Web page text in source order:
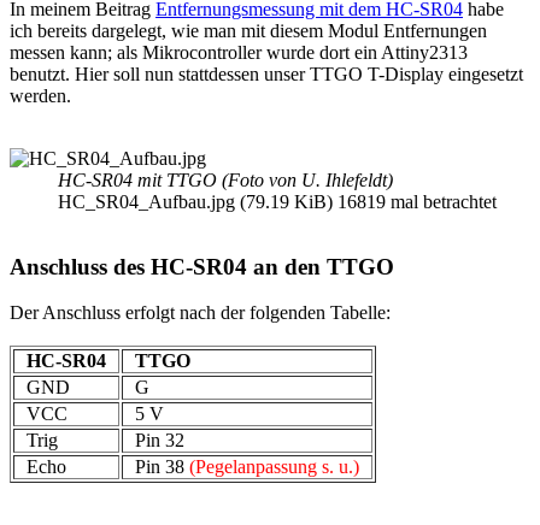
In meinem Beitrag Entfernungsmessung mit dem HC-SR04 habe
ich bereits dargelegt, wie man mit diesem Modul Entfernungen
messen kann; als Mikrocontroller wurde dort ein Attiny2313
benutzt. Hier soll nun stattdessen unser TTGO T-Display eingesetzt
werden.
HC-SR04 mit TTGO (Foto von U. Ihlefeldt)
HC_SR04_Aufbau.jpg (79.19 KiB) 16819 mal betrachtet
Anschluss des HC-SR04 an den TTGO
Der Anschluss erfolgt nach der folgenden Tabelle:
HC-SR04
TTGO
GND
G
VCC
5 V
Trig
Pin 32
Echo
Pin 38 (Pegelanpassung s. u.)